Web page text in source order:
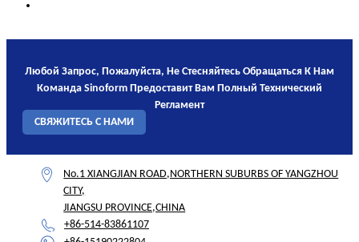
Любой Запрос, Пожалуйста, Не Стесняйтесь Обращаться К Нам
Команда Sinoform Предоставит Вам Полный Технический
Регламент
СВЯЖИТЕСЬ С НАМИ
No.1 XIANGJIAN ROAD,NORTHERN SUBURBS OF YANGZHOU
CITY,
JIANGSU PROVINCE,CHINA
+86-514-83861107